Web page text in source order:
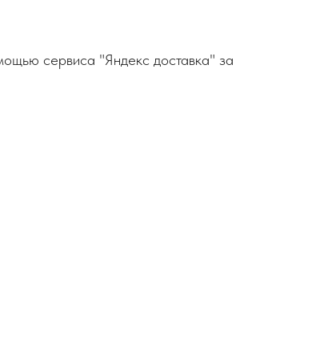
сервиса "Яндекс доставка" за